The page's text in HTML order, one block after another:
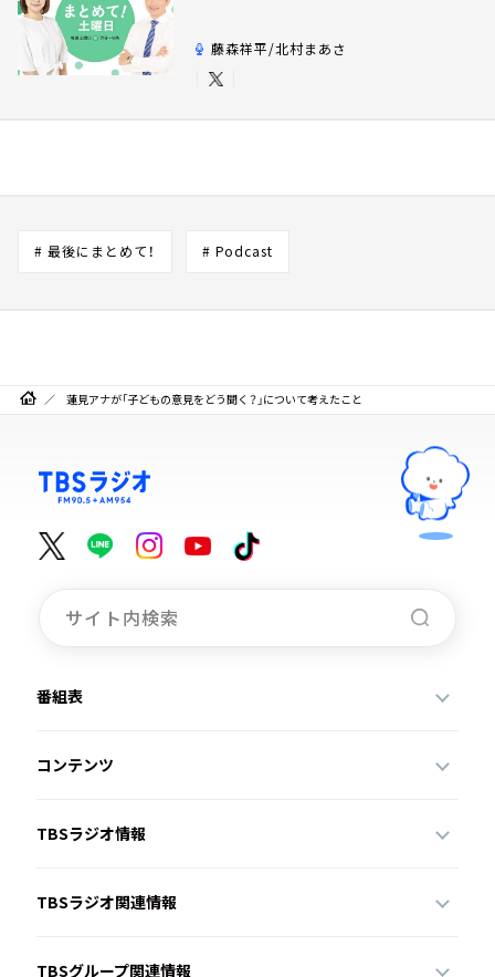
藤森祥平/北村まあさ
# 最後にまとめて！ # Podcast
蓮見アナが「子どもの意見をどう聞く？」について考えたこと
番組表
コンテンツ
TBSラジオ情報
TBSラジオ関連情報
TBSグループ関連情報